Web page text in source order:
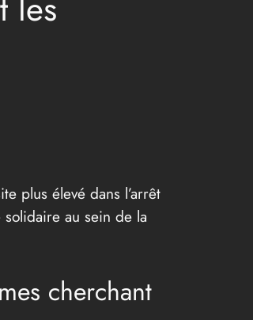
plus élevé dans l’arrêt
au sein de la
cherchant